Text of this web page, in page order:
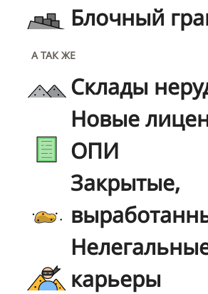
Блочный
А ТАК ЖЕ
Склады
Новые
ОПИ
Закрытые,
карьеры